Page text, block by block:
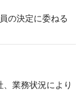
の決定に委ねる
、業務状況により